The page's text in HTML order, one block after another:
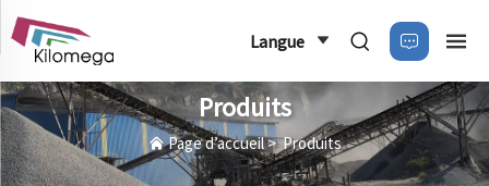
Langue
Produits
Page d’accueil>Produits